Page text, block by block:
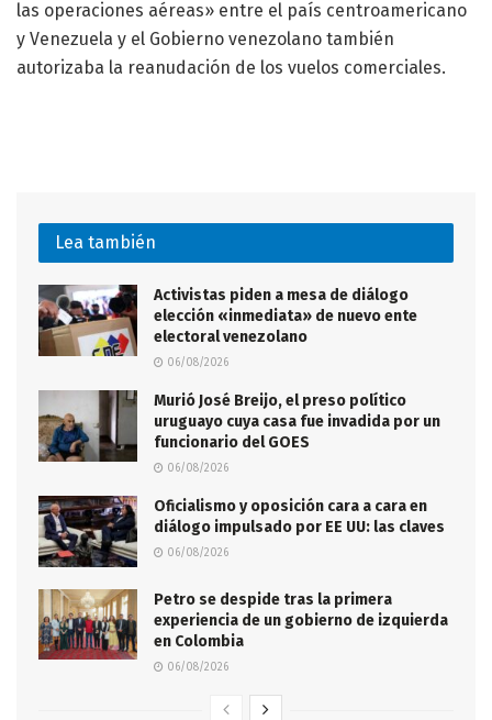
las operaciones aéreas» entre el país centroamericano
y Venezuela y el Gobierno venezolano también
autorizaba la reanudación de los vuelos comerciales.
Lea también
Activistas piden a mesa de diálogo
elección «inmediata» de nuevo ente
electoral venezolano
06/08/2026
Murió José Breijo, el preso político
uruguayo cuya casa fue invadida por un
funcionario del GOES
06/08/2026
Oficialismo y oposición cara a cara en
diálogo impulsado por EE UU: las claves
06/08/2026
Petro se despide tras la primera
experiencia de un gobierno de izquierda
en Colombia
06/08/2026